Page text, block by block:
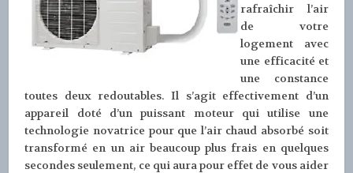
rafraîchir l’air
de votre
logement avec
une efficacité et
une constance
toutes deux redoutables. Il s’agit effectivement d’un
appareil doté d’un puissant moteur qui utilise une
technologie novatrice pour que l’air chaud absorbé soit
transformé en un air beaucoup plus frais en quelques
secondes seulement, ce qui aura pour effet de vous aider